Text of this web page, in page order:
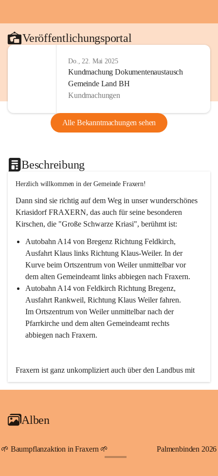
Veröffentlichungsportal
Do., 22. Mai 2025
Kundmachung Dokumentenaustausch
Gemeinde Land BH
Kundmachungen
Alle Bekanntmachungen sehen
Beschreibung
Herzlich willkommen in der Gemeinde Fraxern!
Dann sind sie richtig auf dem Weg in unser wunderschönes
Kriasidorf FRAXERN, das auch für seine besonderen
Kirschen, die "Große Schwarze Kriasi", berühmt ist:
Autobahn A14 von Bregenz Richtung Feldkirch,
Ausfahrt Klaus links Richtung Klaus-Weiler. In der
Kurve beim Ortszentrum von Weiler unmittelbar vor
dem alten Gemeindeamt links abbiegen nach Fraxern.
Autobahn A14 von Feldkirch Richtung Bregenz,
Ausfahrt Rankweil, Richtung Klaus Weiler fahren.
Im Ortszentrum von Weiler unmittelbar nach der
Pfarrkirche und dem alten Gemeindeamt rechts
abbiegen nach Fraxern.
Fraxern ist ganz unkompliziert auch über den Landbus mit
den öffentlichen Verkehrsmitteln zu erreichen. Die Linie
An Samstagen, Sonn- und Feiertagen können Sie bequem
persönlichen Linienbus zur gewünschten Zeit zu Ihrer
Haltestelle bestellen. Sowohl von Weiler kommend nach
Alben
🌱 Baumpflanzaktion in Fraxern 🌱 Palmenbinden 2026